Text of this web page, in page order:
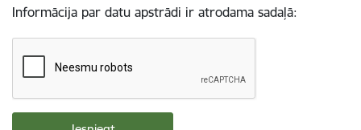
Informācija par datu apstrādi ir atrodama sadaļā: